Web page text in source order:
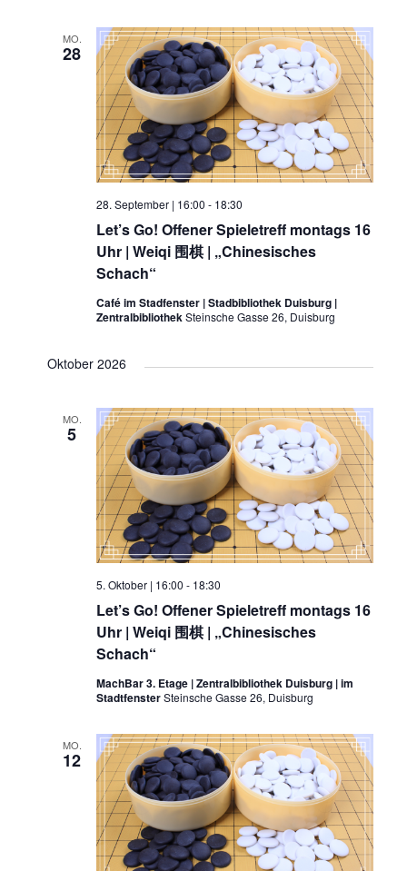
MO.
28
Let’s Go! Offener Spieletreff montags 16
Uhr | Weiqi 围棋 | „Chinesisches
Schach“
28. September | 16:00 - 18:30
Café im Stadfenster | Stadbibliothek Duisburg |
ZentralbibliothekSteinsche Gasse 26, Duisburg
Oktober 2026
MO.
5
Let’s Go! Offener Spieletreff montags 16
Uhr | Weiqi 围棋 | „Chinesisches
Schach“
5. Oktober | 16:00 - 18:30
MachBar 3. Etage | Zentralbibliothek Duisburg | im
StadtfensterSteinsche Gasse 26, Duisburg
MO.
12